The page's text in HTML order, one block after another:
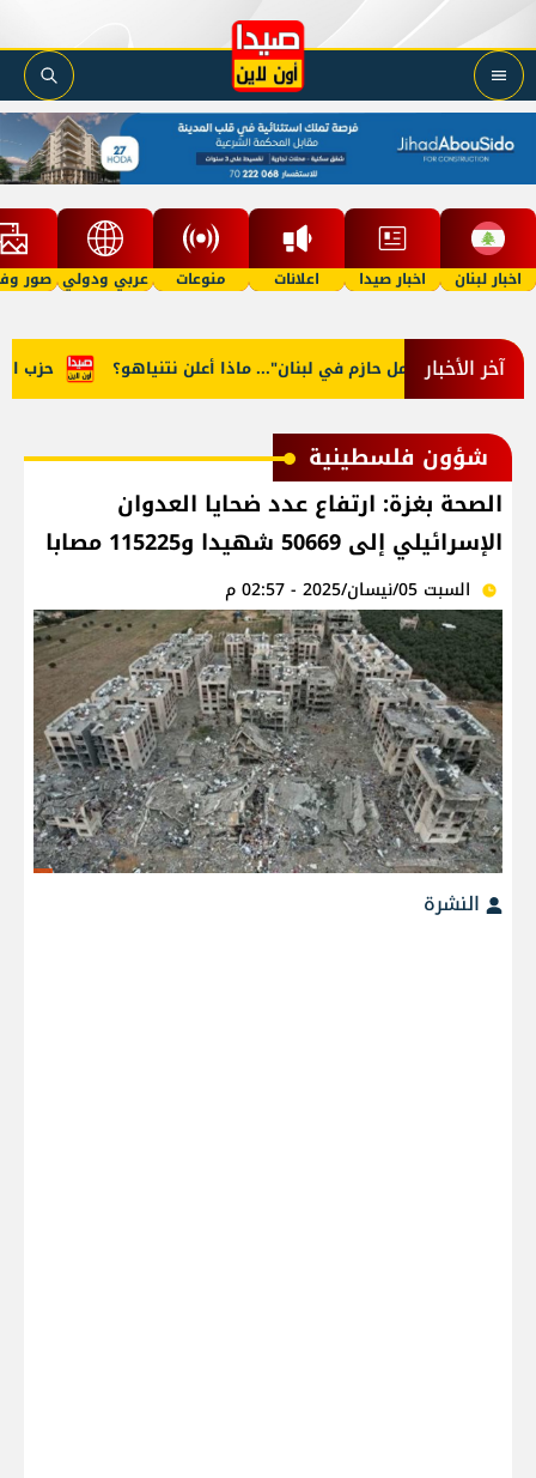
اخبار لبنان اخبار صيدا اعلانات منوعات عربي ودولي صور
آخر الأخبار حزب الله "عمل حازم في لبنان"... ماذا أعلن نتنياهو؟
شؤون فلسطينية
الصحة بغزة: ارتفاع عدد ضحايا العدوان
الإسرائيلي إلى 50669 شهيدا و115225 مصابا
السبت 05/نيسان/2025 - 02:57 م
النشرة